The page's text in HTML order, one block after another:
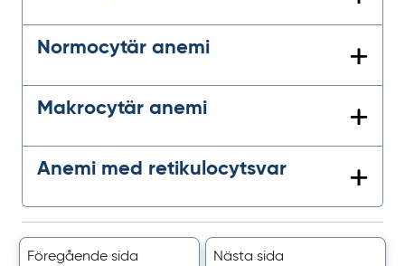
Normocytär anemi
Makrocytär anemi
Anemi med retikulocytsvar
Föregående sida
Nästa sida